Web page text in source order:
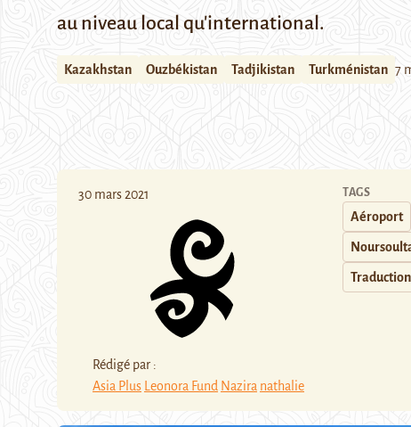
au niveau local qu'international.
Kazakhstan Ouzbékistan Tadjikistan Turkménistan 7
30 mars 2021
Rédigé par :
Asia Plus Leonora Fund Nazira nathalie
TAGS
Aéroport
Traduction